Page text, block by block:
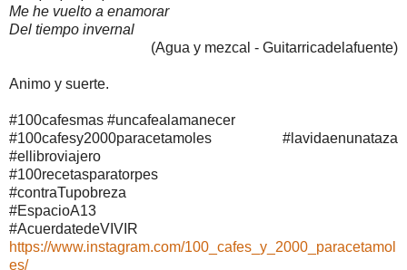
Me he vuelto a enamorar
Del tiempo invernal
(Agua y mezcal - Guitarricadelafuente)
Animo y suerte.
#100cafesmas #uncafealamanecer
#100cafesy2000paracetamoles #lavidaenunataza
#ellibroviajero
#100recetasparatorpes
#contraTupobreza
#EspacioA13
#AcuerdatedeVIVIR
https://www.instagram.com/100_cafes_y_2000_paracetamol
es/